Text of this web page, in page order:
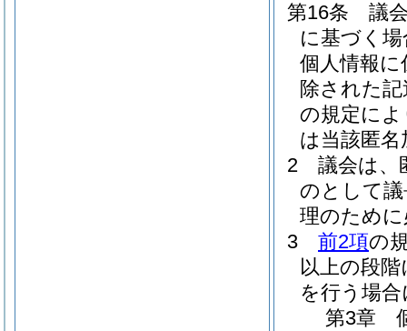
第16条
議
に基づく
個人情報
除された
の規定に
は当該匿
2
議会は、
のとして
理のため
3
前2項の
以上の段
を行う場
第3章